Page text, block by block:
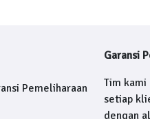
Garansi
Tim
setiap
dengan